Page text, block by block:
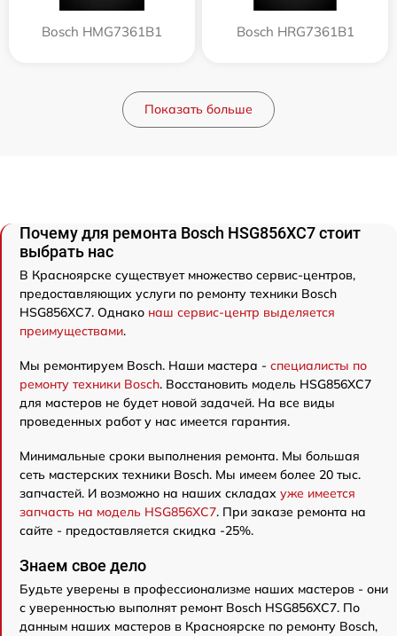
Bosch HMG7361B1 Bosch HRG7361B1
Показать больше
Почему для ремонта Bosch HSG856XC7 стоит
выбрать нас
В Красноярске существует множество сервис-центров,
предоставляющих услуги по ремонту техники Bosch
HSG856XC7. Однако наш сервис-центр выделяется
преимуществами.
Мы ремонтируем Bosch. Наши мастера - специалисты по
ремонту техники Bosch. Восстановить модель HSG856XC7
для мастеров не будет новой задачей. На все виды
проведенных работ у нас имеется гарантия.
Минимальные сроки выполнения ремонта. Мы большая
сеть мастерских техники Bosch. Мы имеем более 20 тыс.
запчастей. И возможно на наших складах уже имеется
запчасть на модель HSG856XC7. При заказе ремонта на
сайте - предоставляется скидка -25%.
Знаем свое дело
Будьте уверены в профессионализме наших мастеров - они
с уверенностью выполнят ремонт Bosch HSG856XC7. По
данным наших мастеров в Красноярске по ремонту Bosch,